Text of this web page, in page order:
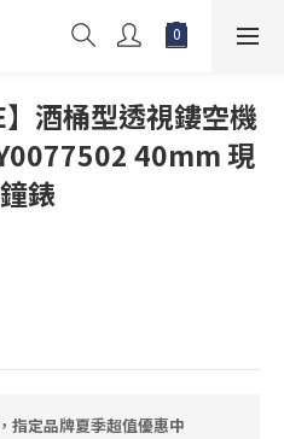
】酒桶型透視鏤空機
40mm 現
錶
指定品牌夏季超值優惠中